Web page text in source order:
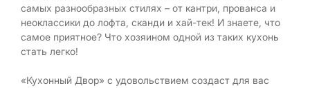
самых разнообразных стилях – от кантри, прованса и
неоклассики до лофта, сканди и хай-тек! И знаете, что
самое приятное? Что хозяином одной из таких кухонь
стать легко!
«Кухонный Двор» с удовольствием создаст для вас